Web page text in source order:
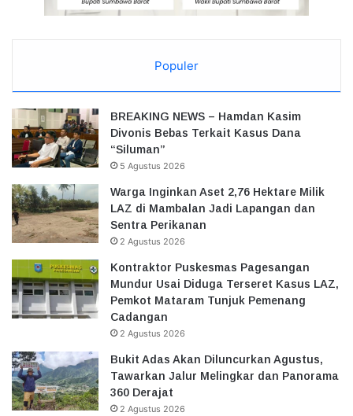
Populer
BREAKING NEWS – Hamdan Kasim
Divonis Bebas Terkait Kasus Dana
“Siluman”
5 Agustus 2026
Warga Inginkan Aset 2,76 Hektare Milik
LAZ di Mambalan Jadi Lapangan dan
Sentra Perikanan
2 Agustus 2026
Kontraktor Puskesmas Pagesangan
Mundur Usai Diduga Terseret Kasus LAZ,
Pemkot Mataram Tunjuk Pemenang
Cadangan
2 Agustus 2026
Bukit Adas Akan Diluncurkan Agustus,
Tawarkan Jalur Melingkar dan Panorama
360 Derajat
2 Agustus 2026